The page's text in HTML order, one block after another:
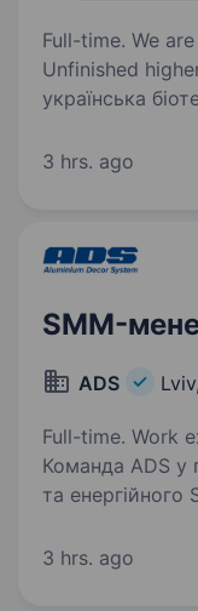
Full-time. We
Unfinished higher
українська
на основі
та
3 hrs. ago
SMM-
ADS Lviv,
Full-time. Work
Команда ADS у
та
мережах та
3 hrs. ago